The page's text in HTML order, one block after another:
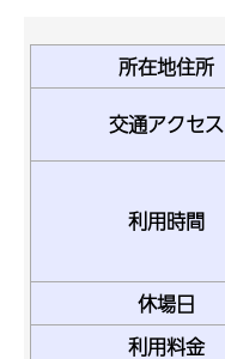
所在地住所
交通アクセス
利用時間
休場日
利用料金